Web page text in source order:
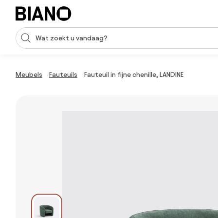
Navigatie overslaan, naar inhoud springen
Zoekopdracht invoeren
Meubels Fauteuils Fauteuil in fijne chenille, LANDINE